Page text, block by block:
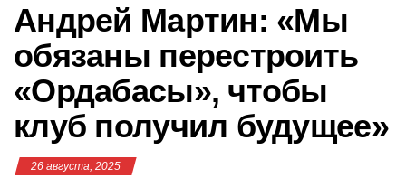
Андрей Мартин: «Мы
обязаны перестроить
«Ордабасы», чтобы
клуб получил будущее»
26 августа, 2025